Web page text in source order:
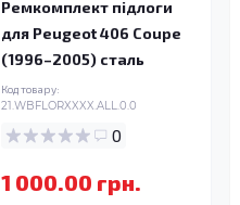
Ремкомплект підлоги
для Peugeot 406 Coupe
(1996–2005) сталь
Код товару:
21.WBFLORXXXX.ALL.0.0
0
1 000.00 грн.